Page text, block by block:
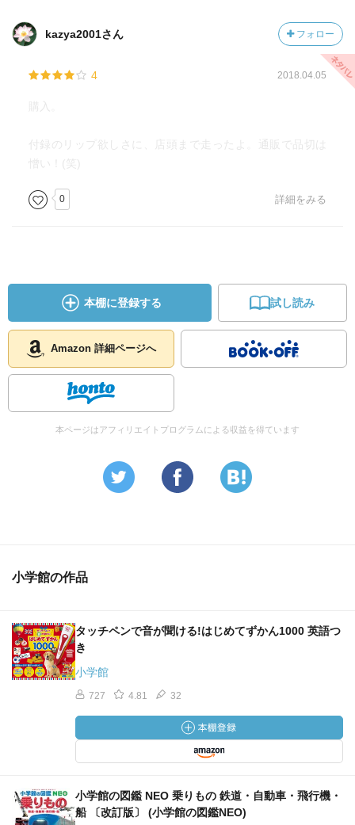
kazya2001さん フォロー
4 2018.04.05
購入。
付録のリップ欲しさに、店頭まで走ったよ。通販で品切は
憎い！(笑)
0 詳細をみる
本棚に登録する 試し読み
Amazon 詳細ページへ
本ページはアフィリエイトプログラムによる収益を得ています
小学館の作品
タッチペンで音が聞ける!はじめてずかん1000 英語つ
き
小学館
727 4.81 32
小学館の図鑑 NEO 乗りもの 鉄道・自動車・飛行機・
船 〔改訂版〕 (小学館の図鑑NEO)